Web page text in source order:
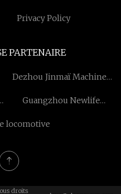
Privacy Policy
PARTENAIRE
Dezhou Jinmaï Machines
Guangzhou Newlife
locomotive
droits